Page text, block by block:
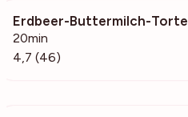
Erdbeer-Buttermilch-Torte
20min
4,7 (46)